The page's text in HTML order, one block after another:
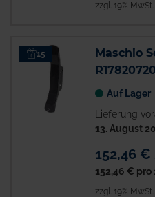
zzgl. 19% MwSt.
15
Maschio
Auf Lager
Lieferung
13. August
152,46
152,46 € pro
zzgl. 19% MwSt.